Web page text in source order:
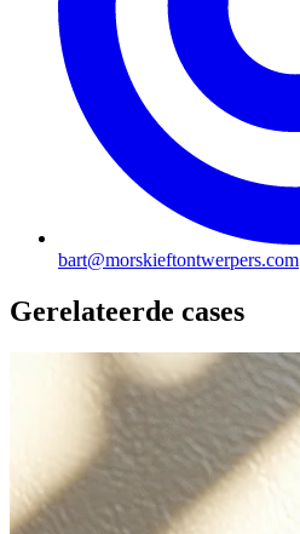
bart@morskieftontwerpers.com
Gerelateerde cases